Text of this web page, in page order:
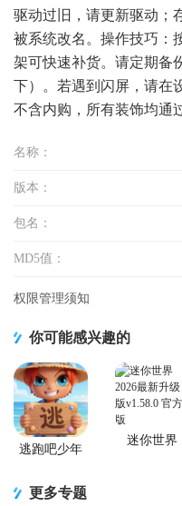
驱动过旧，请更新驱动；
被系统改名。操作技巧：
架可快速补货。请定期备
下）。若遇到闪屏，请在
不含内购，所有装饰均通
名称：
版本：
包名：
MD5值：
权限管理须知
你可能感兴趣的
逃跑吧少年
迷你世界
更多专题